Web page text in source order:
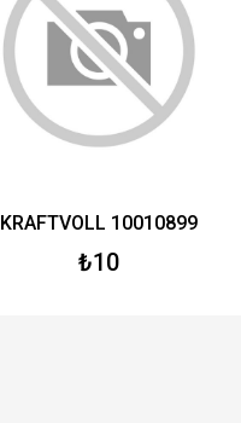
KRAFTVOLL 10010899
₺10